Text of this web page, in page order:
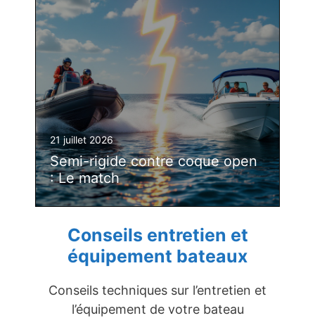
21 juillet 2026
Semi-rigide contre coque open
: Le match
Conseils entretien et
équipement bateaux
Conseils techniques sur l’entretien et
l’équipement de votre bateau